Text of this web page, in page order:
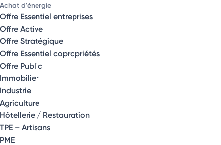
Achat d'énergie
Offre Essentiel entreprises
Offre Active
Offre Stratégique
Offre Essentiel copropriétés
Offre Public
Immobilier
Industrie
Agriculture
Hôtellerie / Restauration
TPE – Artisans
PME